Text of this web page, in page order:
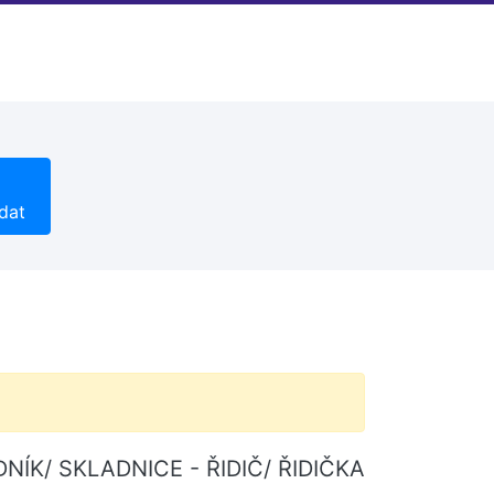
SKLADNICE - ŘIDIČ/ ŘIDIČKA